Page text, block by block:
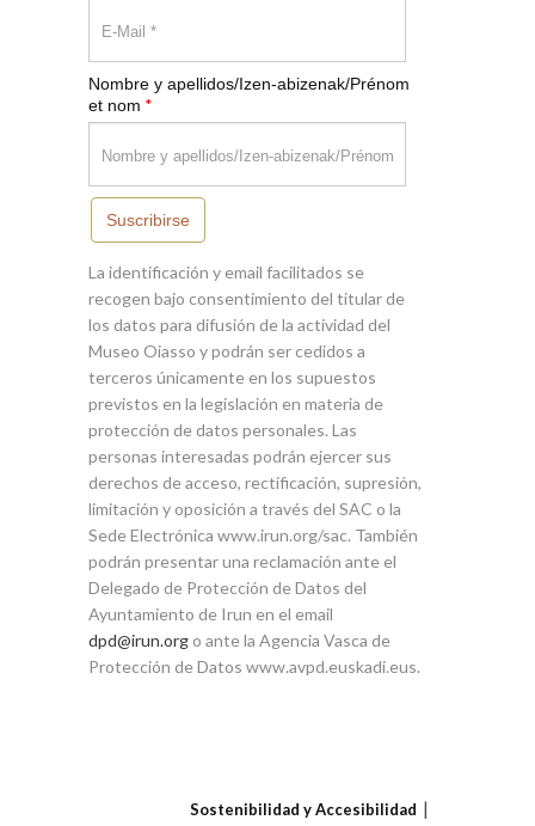
Nombre y apellidos/Izen-abizenak/Prénom
et nom *
Suscribirse
La identificación y email facilitados se
recogen bajo consentimiento del titular de
los datos para difusión de la actividad del
Museo Oiasso y podrán ser cedidos a
terceros únicamente en los supuestos
previstos en la legislación en materia de
protección de datos personales. Las
personas interesadas podrán ejercer sus
derechos de acceso, rectificación, supresión,
limitación y oposición a través del SAC o la
Sede Electrónica www.irun.org/sac. También
podrán presentar una reclamación ante el
Delegado de Protección de Datos del
Ayuntamiento de Irun en el email
dpd@irun.org o ante la Agencia Vasca de
Protección de Datos www.avpd.euskadi.eus.
Sostenibilidad y Accesibilidad